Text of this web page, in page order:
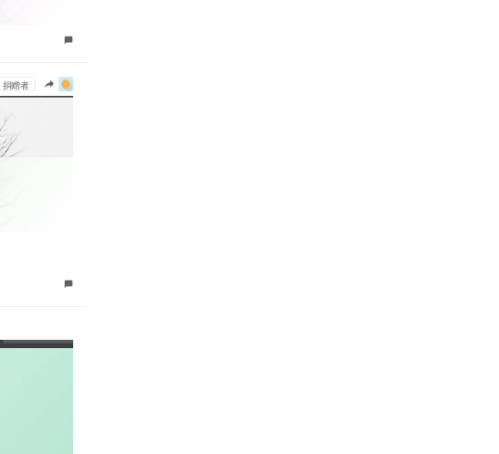
捐赠者